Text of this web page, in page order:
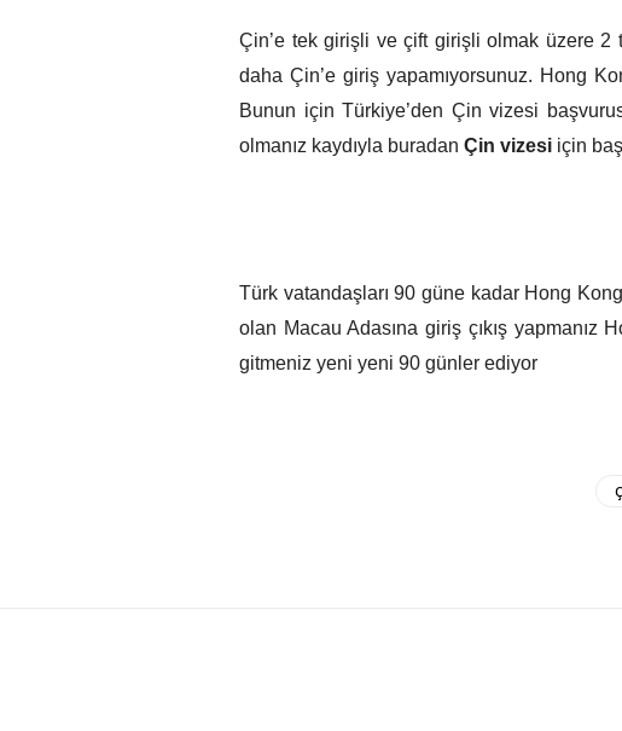
Çin’e tek girişli ve çift girişli olmak üzere 2
daha Çin’e giriş yapamıyorsunuz. Hong
Bunun için Türkiye’den Çin vizesi
olmanız kaydıyla buradan Çin vizesi için
Türk vatandaşları 90 güne kadar Hong
olan Macau Adasına giriş çıkış yapmanız
gitmeniz yeni yeni 90 günler ediyor